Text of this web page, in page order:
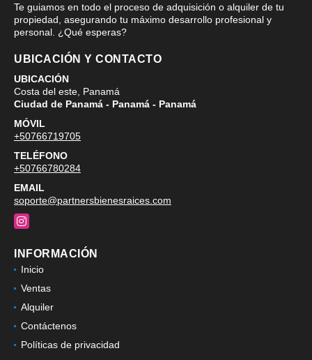
Te guiamos en todo el proceso de adquisición o alquiler de tu
propiedad, asegurando tu máximo desarrollo profesional y
personal. ¿Qué esperas?
UBICACIÓN Y CONTACTO
UBICACIÓN
Costa del este, Panamá
Ciudad de Panamá - Panamá - Panamá
MÓVIL
+50766719705
TELÉFONO
+50766780284
EMAIL
soporte@partnersbienesraices.com
Instagram
INFORMACIÓN
Inicio
Ventas
Alquiler
Contáctenos
Políticas de privacidad